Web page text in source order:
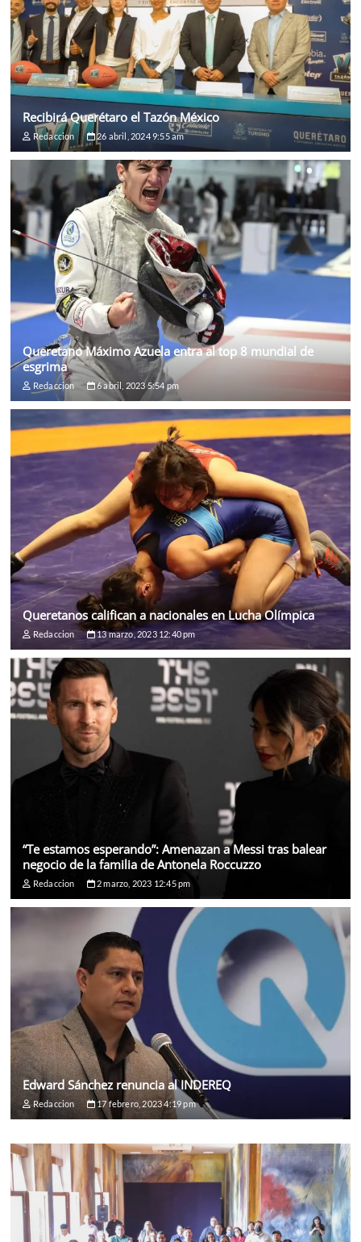
Recibirá Querétaro el Tazón México
Redaccion 26 abril, 2024 9:55 am
Queretano Máximo Azuela entra al top 8 mundial de
esgrima
Redaccion 6 abril, 2023 5:54 pm
Queretanos califican a nacionales en Lucha Olímpica
Redaccion 13 marzo, 2023 12:40 pm
“Te estamos esperando”: Amenazan a Messi tras balear
negocio de la familia de Antonela Roccuzzo
Redaccion 2 marzo, 2023 12:45 pm
Edward Sánchez renuncia al INDEREQ
Redaccion 17 febrero, 2023 4:19 pm